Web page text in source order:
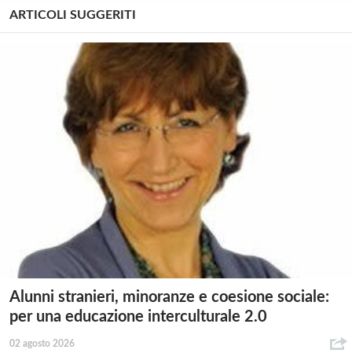
ARTICOLI SUGGERITI
Alunni stranieri, minoranze e coesione sociale:
per una educazione interculturale 2.0
02 agosto 2026